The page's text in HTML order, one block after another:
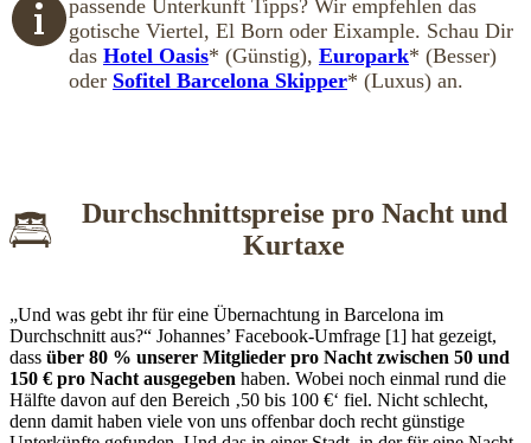
passende Unterkunft Tipps? Wir empfehlen das
gotische Viertel, El Born oder Eixample. Schau Dir
das Hotel Oasis* (Günstig), Europark* (Besser)
oder Sofitel Barcelona Skipper* (Luxus) an.
Durchschnittspreise pro Nacht und
Kurtaxe
„Und was gebt ihr für eine Übernachtung in Barcelona im
Durchschnitt aus?“ Johannes’ Facebook-Umfrage [1] hat gezeigt,
dass über 80 % unserer Mitglieder pro Nacht zwischen 50 und
150 € pro Nacht ausgegeben haben. Wobei noch einmal rund die
Hälfte davon auf den Bereich ‚50 bis 100 €‘ fiel. Nicht schlecht,
denn damit haben viele von uns offenbar doch recht günstige